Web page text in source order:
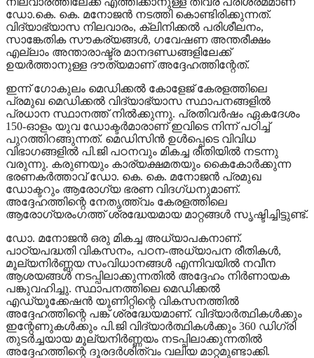
ഡോ.കെ. കെ. മനോജൻ നടത്തി കൊണ്ടിരിക്കുന്നത്.
വിദ്യാഭ്യാസ നിലവാരം, ക്ലിനിക്കൽ പരിശീലനം,
സാങ്കേതിക സൗകര്യങ്ങൾ, ഗവേഷണ അന്തരീക്ഷം
എല്ലാം അന്താരാഷ്ട്ര മാനദണ്ഡങ്ങളിലേക്ക്
ഉയർത്താനുള്ള ദൗത്യമാണ് അദ്ദേഹത്തിന്റേത്.
ഇന്ന് ഗോകുലം മെഡിക്കൽ കോളേജ് കേരളത്തിലെ
പ്രമുഖ മെഡിക്കൽ വിദ്യാഭ്യാസ സ്ഥാപനങ്ങളിൽ
പ്രധാന സ്ഥാനത്ത് നിൽക്കുന്നു. പ്രതിവർഷം ഏകദേശം
150-ഓളം യുവ ഡോക്ടർമാരാണ് ഇവിടെ നിന്ന് പഠിച്ച്
പുറത്തിറങ്ങുന്നത്. മെഡിസിൻ ഉൾപ്പെടെ വിവിധ
വിഭാഗങ്ങളിൽ പി.ജി പഠനവും മികച്ച രീതിയിൽ നടന്നു
വരുന്നു. കരുണയും കാര്യക്ഷമതയും കൈകോർക്കുന്ന
ഭരണകർത്താവ് ഡോ. കെ. കെ. മനോജൻ പ്രമുഖ
ഡോക്ടറും ആരോഗ്യ ഭരണ വിദഗ്ധനുമാണ്.
അദ്ദേഹത്തിന്റെ നേതൃത്ത്വം കേരളത്തിലെ
ആരോഗ്യരംഗത്ത് ശ്രദ്ധേയമായ മാറ്റങ്ങൾ സൃഷ്ടിച്ചിട്ടുണ്ട്.
ഡോ. മനോജൻ ഒരു മികച്ച അധ്യാപകനാണ്.
പാഠ്യപദ്ധതി വികസനം, പഠന-അധ്യാപന രീതികൾ,
മൂല്യനിർണ്ണയ സംവിധാനങ്ങൾ എന്നിവയിൽ നവീന
ആശയങ്ങൾ നടപ്പിലാക്കുന്നതിൽ അദ്ദേഹം നിർണായക
പങ്കുവഹിച്ചു. സ്ഥാപനത്തിലെ മെഡിക്കൽ
എഡ്യൂക്കേഷൻ യൂണിറ്റിന്റെ വികസനത്തിൽ
അദ്ദേഹത്തിന്റെ പങ്ക് ശ്രദ്ധേയമാണ്. വിദ്യാർത്ഥികൾക്കും
ഇന്റേണുകൾക്കും പി.ജി വിദ്യാർത്ഥികൾക്കും 360 ഡിഗ്രി
തുടർച്ചയായ മൂല്യനിർണ്ണയം നടപ്പിലാക്കുന്നതിൽ
അദ്ദേഹത്തിന്റെ ദൂരദർശിത്വം വലിയ മാറ്റമുണ്ടാക്കി.